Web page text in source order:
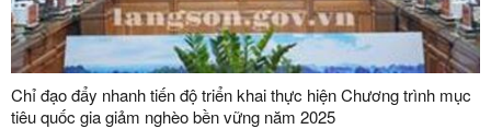
Chỉ đạo đẩy nhanh tiến độ triển khai thực hiện Chương trình mục
tiêu quốc gia giảm nghèo bền vững năm 2025